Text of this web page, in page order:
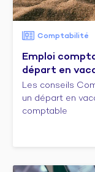
Comptabilité
Emploi
départ en
Les conseils
un départ en
comptable